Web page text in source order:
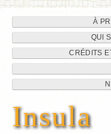
Navigation
du
site
au
contenu
À
QUI
CRÉDITS
Insula